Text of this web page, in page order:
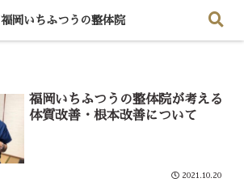
福岡いちふつうの整体院が考える
体質改善・根本改善について
2021.10.20
福岡いちふつうの整体院